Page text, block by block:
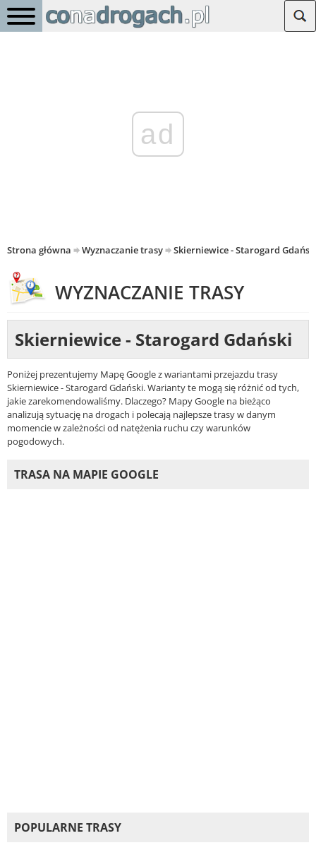
ad
Strona główna Wyznaczanie trasy Skierniewice - Starogard
WYZNACZANIE TRASY
Skierniewice - Starogard Gdański
Poniżej prezentujemy Mapę Google z wariantami przejazdu trasy
Skierniewice - Starogard Gdański. Warianty te mogą się różnić od tych,
jakie zarekomendowaliśmy. Dlaczego? Mapy Google na bieżąco
analizują sytuację na drogach i polecają najlepsze trasy w danym
momencie w zależności od natężenia ruchu czy warunków
pogodowych.
TRASA NA MAPIE GOOGLE
POPULARNE TRASY